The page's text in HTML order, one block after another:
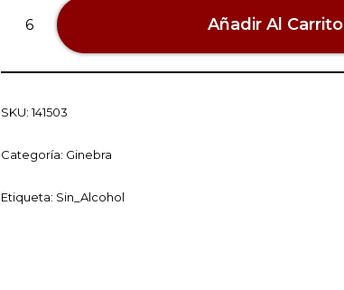
Añadir Al Carrito
SKU: 141503
Categoría: Ginebra
Etiqueta: Sin_Alcohol